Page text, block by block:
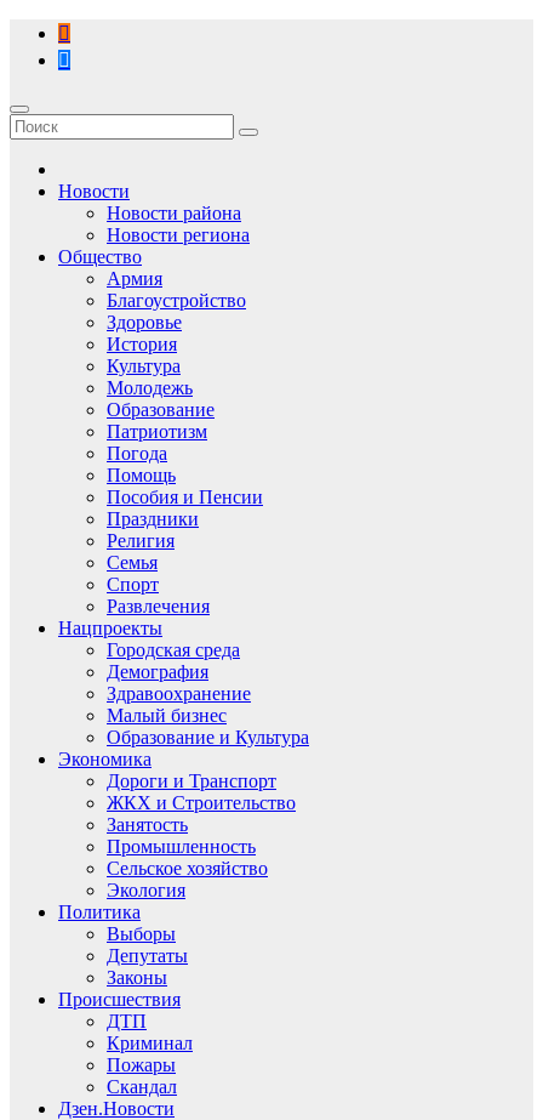
Перейти
содержимому
Новости
Новости района
Новости региона
Общество
Армия
Благоустройство
Здоровье
История
Культура
Молодежь
Образование
Патриотизм
Погода
Помощь
Пособия и Пенсии
Праздники
Религия
Семья
Спорт
Развлечения
Нацпроекты
Городская среда
Демография
Здравоохранение
Малый бизнес
Образование и Культура
Экономика
Дороги и Транспорт
ЖКХ и Строительство
Занятость
Промышленность
Сельское хозяйство
Экология
Политика
Выборы
Депутаты
Законы
Происшествия
ДТП
Криминал
Пожары
Скандал
Дзен.Новости